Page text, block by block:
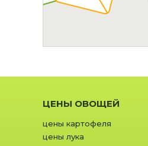
ЦЕНЫ ОВОЩЕЙ
цены картофеля
цены лука